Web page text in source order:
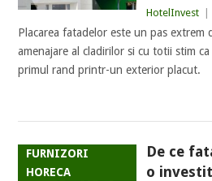
HotelInvest
Placarea fatadelor este un pas
amenajare al cladirilor si cu totii stim
primul rand printr-un exterior placut.
FURNIZORI
HORECA
De ce
o